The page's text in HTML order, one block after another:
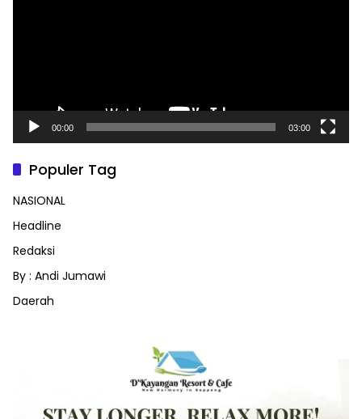
00:00 03:00
Populer Tag
NASIONAL
Headline
Redaksi
By : Andi Jumawi
Daerah